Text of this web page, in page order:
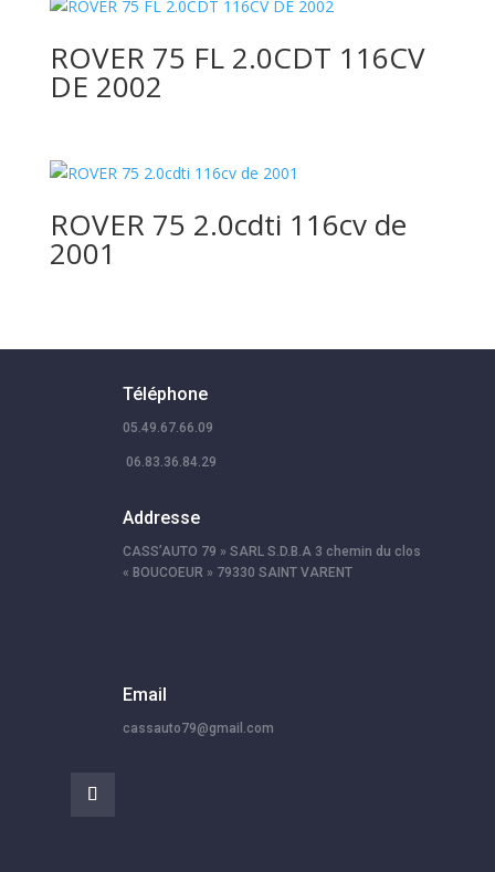
ROVER 75 FL 2.0CDT 116CV
DE 2002
ROVER 75 2.0cdti 116cv de
2001
Téléphone
05.49.67.66.09
06.83.36.84.29
Addresse
CASS’AUTO 79 » SARL S.D.B.A 3 chemin du clos
« BOUCOEUR » 79330 SAINT VARENT
Email
cassauto79@gmail.com